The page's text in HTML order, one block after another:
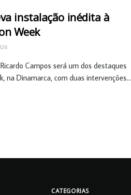
instalação inédita à
Week
Campos será um dos destaques
na Dinamarca, com duas intervenções...
CATEGORIAS